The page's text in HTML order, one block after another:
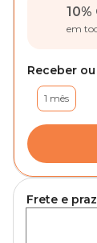
10%
em
Receber
1 mês
Frete e